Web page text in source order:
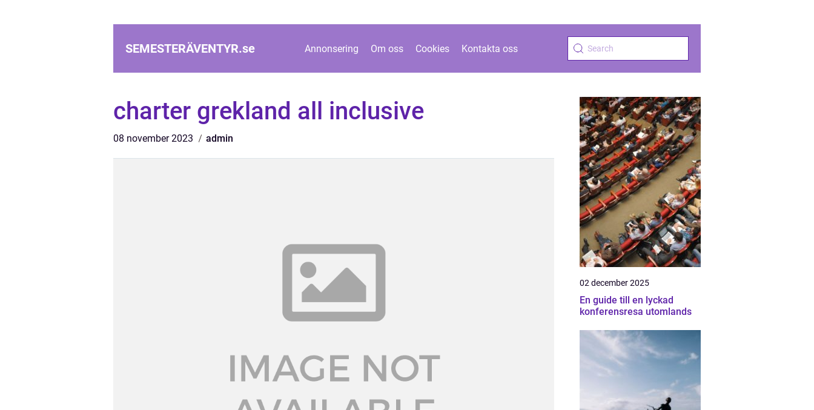
SEMESTERÄVENTYR.se Annonsering Om oss Cookies Kontakta oss
charter grekland all inclusive
08 november 2023 admin
02 december 2025
En guide till en lyckad
konferensresa utomlands